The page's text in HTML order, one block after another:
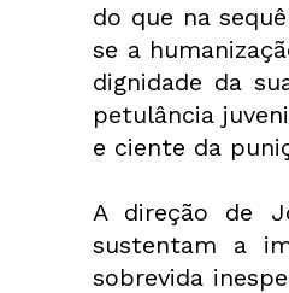
do que na
se a
dignidade da
petulância
e ciente da
A direção de
sustentam a
sobrevida